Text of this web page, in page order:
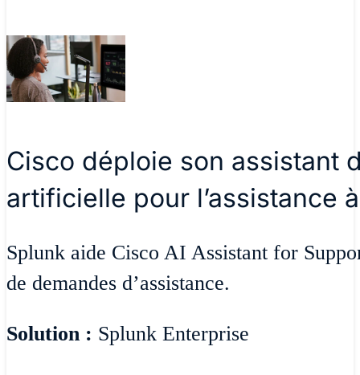
Cisco déploie son assistant
artificielle pour l’assistance
Splunk aide Cisco AI Assistant for
de demandes d’assistance.
Solution : Splunk Enterprise